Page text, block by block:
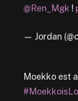
@Ren_Mgk !
— Jordan
Moekko est